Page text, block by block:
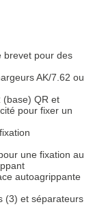
brevet pour des
AK/7.62 ou
(base) QR et
pour fixer un
une fixation au
autoagrippante
(3) et séparateurs